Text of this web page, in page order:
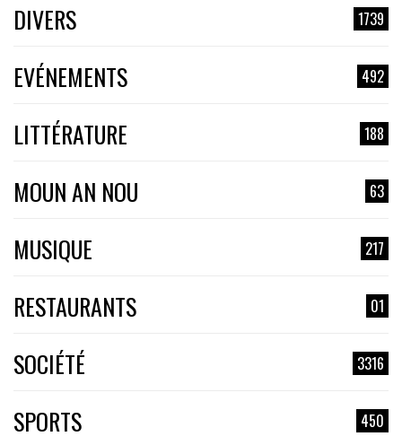
DIVERS 1739
EVÉNEMENTS 492
LITTÉRATURE 188
MOUN AN NOU 63
MUSIQUE 217
RESTAURANTS 01
SOCIÉTÉ 3316
SPORTS 450